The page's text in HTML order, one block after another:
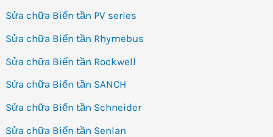
Sửa chữa Biến tần PV series
Sửa chữa Biến tần Rhymebus
Sửa chữa Biến tần Rockwell
Sửa chữa Biến tần SANCH
Sửa chữa Biến tần Schneider
Sửa chữa Biến tần Senlan